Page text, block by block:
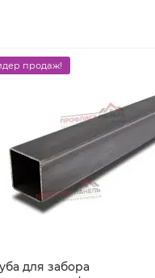
продаж!
для забора